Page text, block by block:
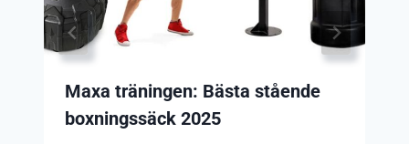
Maxa träningen: Bästa stående
boxningssäck 2025